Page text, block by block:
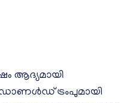
ആദ്യമായി
ട്രംപുമായി